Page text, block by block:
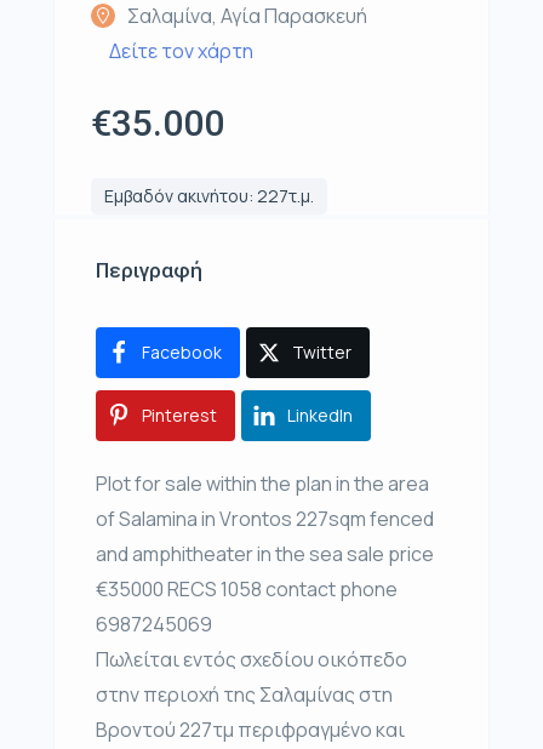
Σαλαμίνα, Αγία Παρασκευή
Δείτε τον χάρτη
€35.000
Εμβαδόν ακινήτου: 227τ.μ.
Περιγραφή
Facebook Twitter
Pinterest LinkedIn
Plot for sale within the plan in the area
of ​​Salamina in Vrontos 227sqm fenced
and amphitheater in the sea sale price
€35000 RECS 1058 contact phone
6987245069
Πωλείται εντός σχεδίου οικόπεδο
στην περιοχή της Σαλαμίνας στη
Βροντού 227τμ περιφραγμένο και